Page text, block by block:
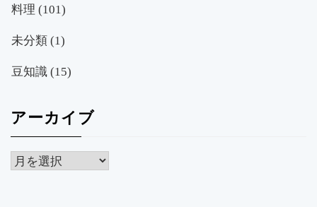
料理 (101)
未分類 (1)
豆知識 (15)
アーカイブ
ア